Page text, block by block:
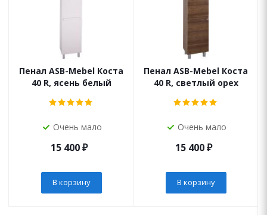
Пенал ASB-Mebel Коста
40 R, ясень белый
Очень мало
15 400₽
В корзину
Пенал ASB-Mebel Коста
40 R, светлый орех
Очень мало
15 400₽
В корзину